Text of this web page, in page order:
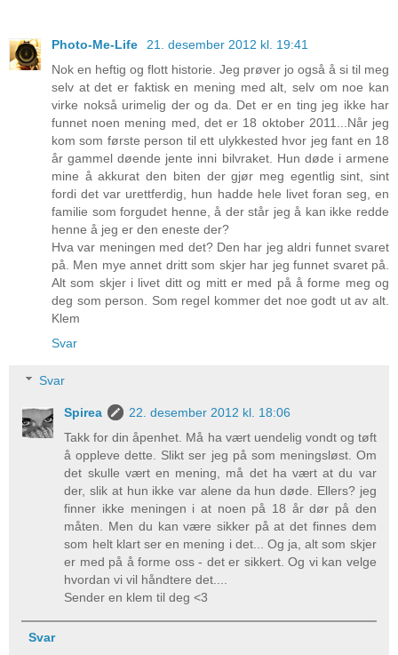
Photo-Me-Life
21. desember 2012 kl. 19:41
Nok en heftig og flott historie. Jeg prøver jo også å si til meg
selv at det er faktisk en mening med alt, selv om noe kan
virke nokså urimelig der og da. Det er en ting jeg ikke har
funnet noen mening med, det er 18 oktober 2011...Når jeg
kom som første person til ett ulykkested hvor jeg fant en 18
år gammel døende jente inni bilvraket. Hun døde i armene
mine å akkurat den biten der gjør meg egentlig sint, sint
fordi det var urettferdig, hun hadde hele livet foran seg, en
familie som forgudet henne, å der står jeg å kan ikke redde
henne å jeg er den eneste der?
Hva var meningen med det? Den har jeg aldri funnet svaret
på. Men mye annet dritt som skjer har jeg funnet svaret på.
Alt som skjer i livet ditt og mitt er med på å forme meg og
deg som person. Som regel kommer det noe godt ut av alt.
Klem
Svar
Svar
Spirea
22. desember 2012 kl. 18:06
Takk for din åpenhet. Må ha vært uendelig vondt og tøft
å oppleve dette. Slikt ser jeg på som meningsløst. Om
det skulle vært en mening, må det ha vært at du var
der, slik at hun ikke var alene da hun døde. Ellers? jeg
finner ikke meningen i at noen på 18 år dør på den
måten. Men du kan være sikker på at det finnes dem
som helt klart ser en mening i det... Og ja, alt som skjer
er med på å forme oss - det er sikkert. Og vi kan velge
hvordan vi vil håndtere det....
Sender en klem til deg <3
Svar